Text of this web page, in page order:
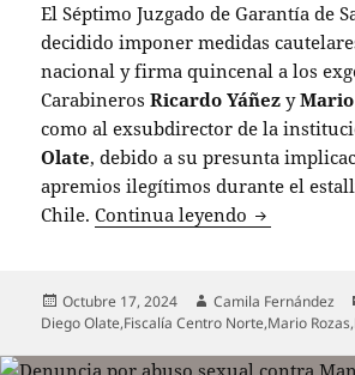
El Séptimo Juzgado de Garantía de
decidido imponer medidas
nacional y firma quincenal a los
CarabinerosRicardo Yáñez yMario
como al exsubdirector de la
Olate, debido a su presunta
apremios ilegítimos durante el
Chile.Continua leyendo
Publicado
el
Octubre 17, 2024 Autor
Camila Fernández
Diego Olate,Fiscalía Centro Norte,Mario Rozas,